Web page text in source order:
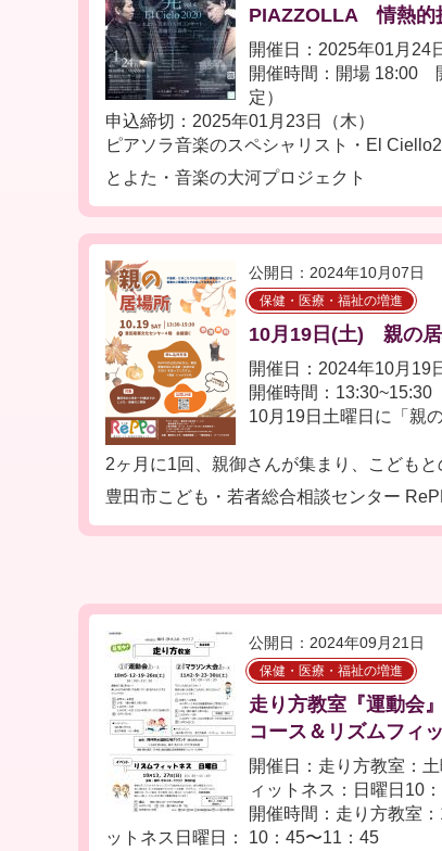
PIAZZOLLA 情熱的
開催日：2025年01月24
開催時間：開場 18:00
定）
申込締切：2025年01月23日（木）
ピアソラ音楽のスペシャリスト・El
とよた・音楽の大河プロジェクト
公開日：2024年10月07日
保健・医療・福祉の増進
10月19日(土) 親の
開催日：2024年10月19
開催時間：13:30~15:30
10月19日土曜日に「親
2ヶ月に1回、親御さんが集まり、こどもと
豊田市こども・若者総合相談センター
公開日：2024年09月21日
保健・医療・福祉の増進
走り方教室『運動会
コース＆リズムフィ
開催日：走り方教室：
ィットネス：日曜日10
開催時間：走り方教室
ットネス日曜日： 10：45〜11：45